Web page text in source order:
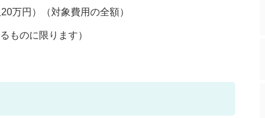
万円）（対象費用の全額）
ものに限ります）